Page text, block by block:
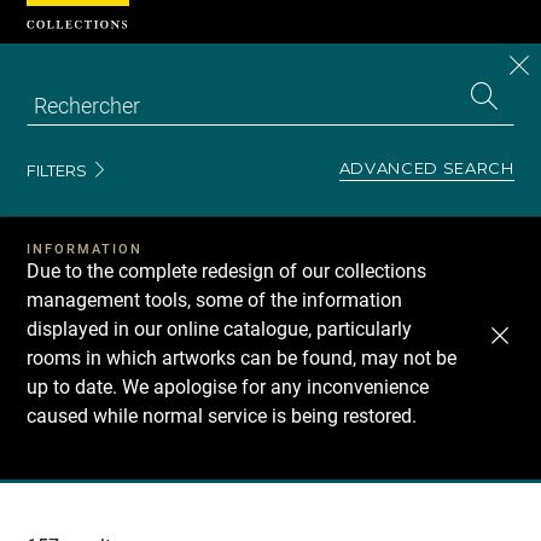
FILTERS ADVANCED SEARCH
INFORMATION
Due to the complete redesign of our collections
management tools, some of the information
displayed in our online catalogue, particularly
rooms in which artworks can be found, may not be
up to date. We apologise for any inconvenience
caused while normal service is being restored.
Recherche
Cookies management panel